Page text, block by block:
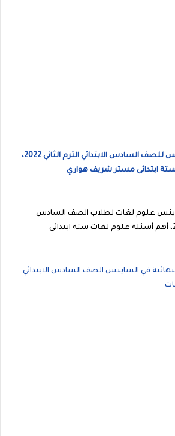
المراجعة النهائية ساينس للصف السادس الابتدائي الترم الثاني 2022،
ابتدائى مستر شريف هواري
علوم لغات لطلاب الصف السادس
في الساينس الصف السادس الابتدائي